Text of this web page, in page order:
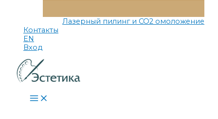
Меню
Лазерный пилинг и СО2 омоложение
Контакты
EN
Вход
Main
Menu